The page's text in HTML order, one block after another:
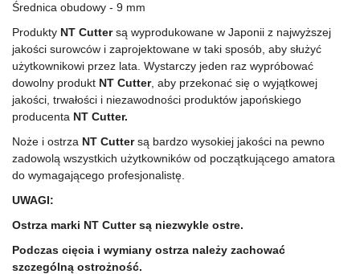
Średnica obudowy - 9 mm
Produkty NT Cuttersą wyprodukowane w Japonii z najwyższej
jakości surowców i zaprojektowane w taki sposób, aby służyć
użytkownikowi przez lata. Wystarczy jeden raz wypróbować
dowolny produkt NT Cutter, aby przekonać się o wyjątkowej
jakości, trwałości i niezawodności produktów japońskiego
producenta NT Cutter.
Noże i ostrza NT Cuttersą bardzo wysokiej jakości na pewno
zadowolą wszystkich użytkowników od początkującego amatora
do wymagającego profesjonalistę.
UWAGI:
Ostrza marki NT Cutter są niezwykle ostre.
Podczas cięcia i wymiany ostrza należy zachować
szczególną ostrożność.